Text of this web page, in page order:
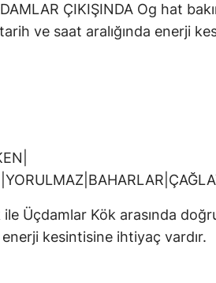
ÇIKIŞINDA Og hat
ve saat aralığında enerji
ile Üçdamlar Kök arasında
kesintisine ihtiyaç vardır.